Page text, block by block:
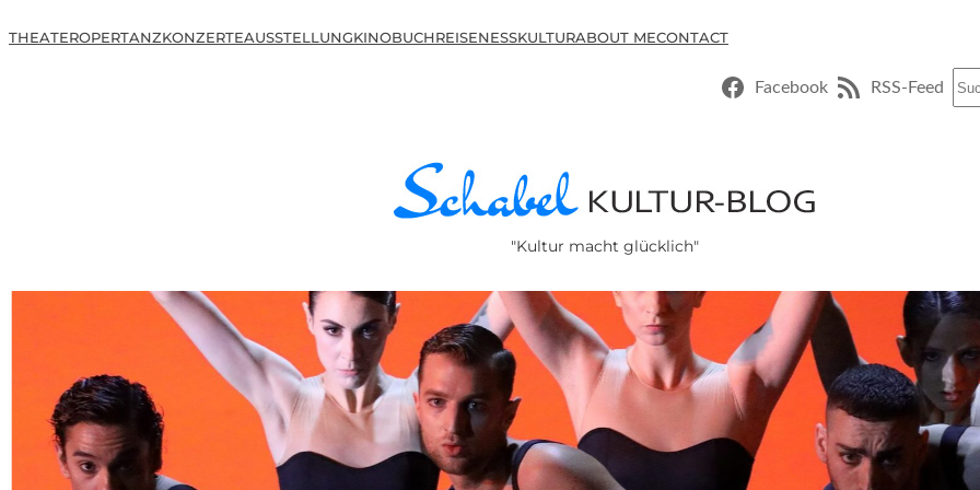
THEATEROPERTANZKONZERTEAUSSTELLUNGKINOBUCHREISENESSKULTURABOUT MECONTACT
Facebook RSS-Feed
"Kultur macht glücklich"